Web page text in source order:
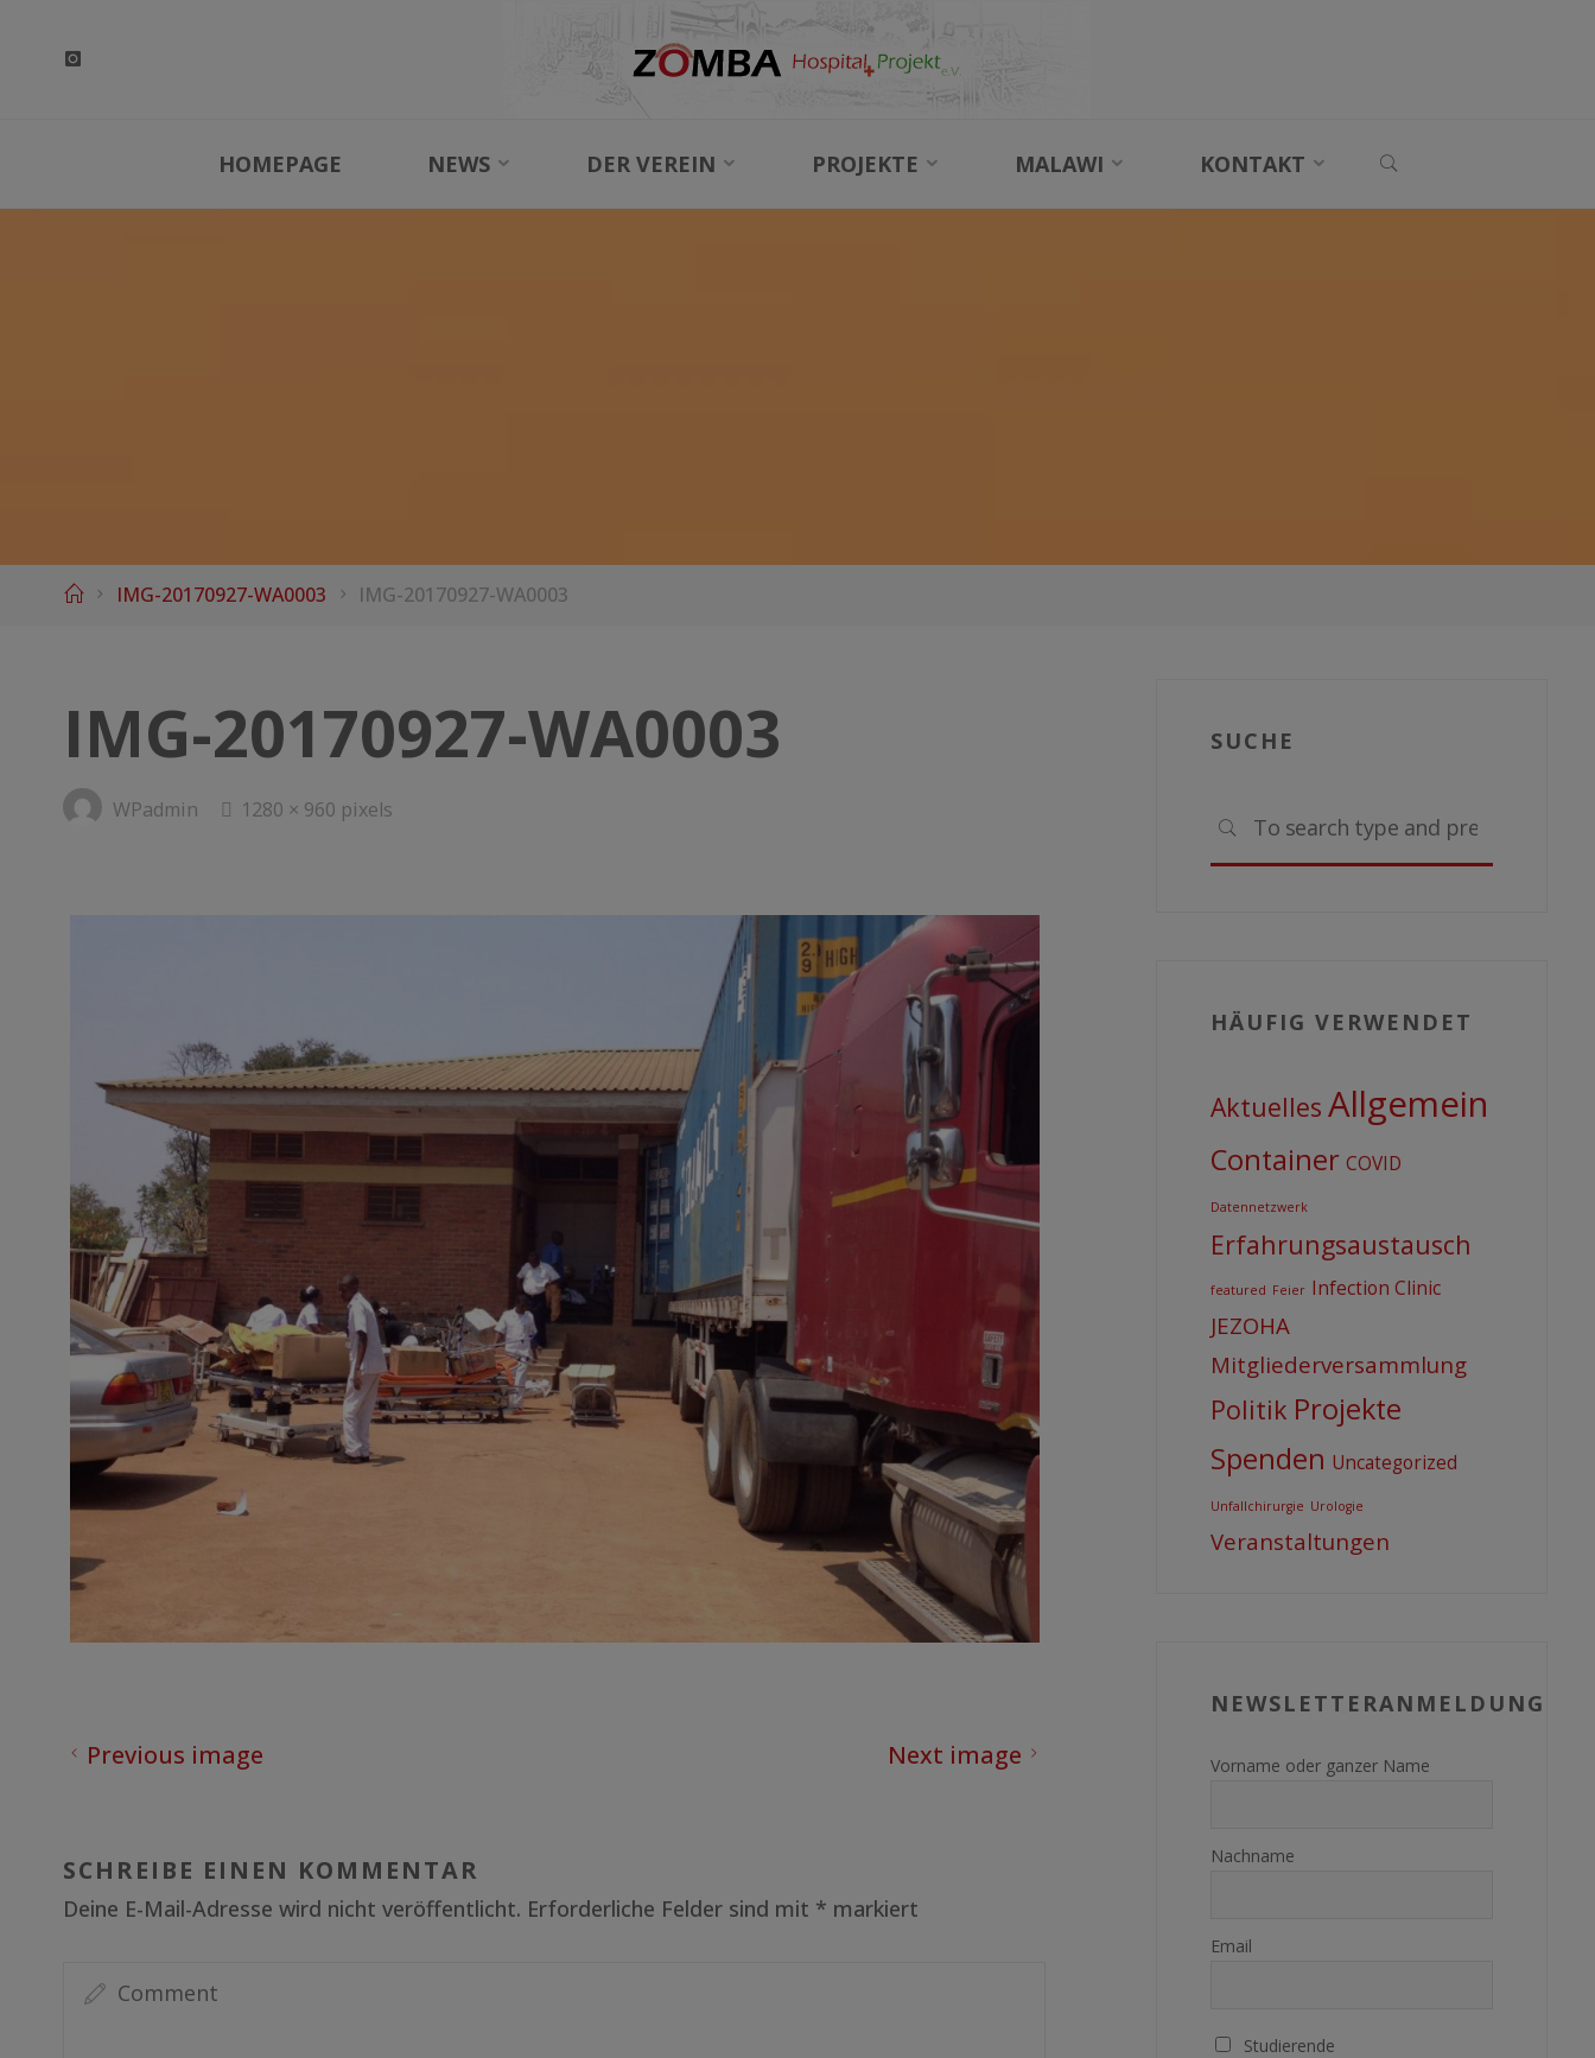
HOMEPAGE NEWS DER VEREIN PROJEKTE MALAWI KONTAKT
HomeIMG-20170927-WA0003 IMG-20170927-WA0003
IMG-20170927-WA0003
WPadmin
Full1280 × 960 pixels
Previous image Next image
SCHREIBE EINEN KOMMENTAR
Deine E-Mail-Adresse wird nicht veröffentlicht. Erforderliche Felder sind mit * markiert
SUCHE
SEARCH
HÄUFIG VERWENDET
Aktuelles Allgemein
Container COVID
Datennetzwerk
Erfahrungsaustausch
featured Feier Infection Clinic
JEZOHA
Mitgliederversammlung
Politik Projekte
Spenden Uncategorized
Unfallchirurgie Urologie
Veranstaltungen
NEWSLETTERANMELDUNG
Vorname oder ganzer Name
Nachname
Email
Studierende